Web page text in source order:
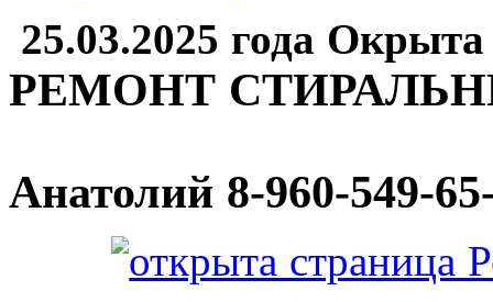
25.03.2025 года
РЕМОНТ
Анатолий 8-960-549-